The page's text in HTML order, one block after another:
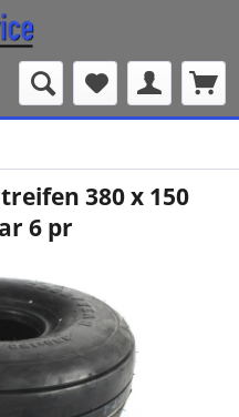
380 x 150
6 pr